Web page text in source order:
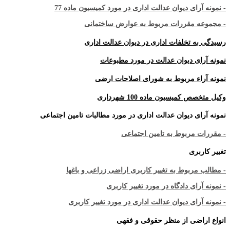
- نمونه آرای دیوان عدالت اداری در مورد کمیسیون ماده 77
- مجموعه مقررات مربوط به عوارض ساختمانی
رسیدگی به تخلفات اداری در دیوان عدالت اداری
نمونه آرای دیوان عدالت در مورد مطبوعات
نمونه آراء مربوط به شورای اصلاحات ارضی
وکیل متخصص کمیسیون ماده 100 شهرداری
نمونه آرای دیوان عدالت اداری در مورد مطالبات تامین اجتماعی
- مقررات مربوط به تامین اجتماعی
تغییر کاربری
- مطالب مربوط به تغییر کاربری اراضی زراعی و باغها
- نمونه آرای دادگاه در مورد تغییر کاربری
- نمونه آرای دیوان عدالت اداری در مورد تغییر کاربری
انواع اراضی از منظر حقوقی و فقهی